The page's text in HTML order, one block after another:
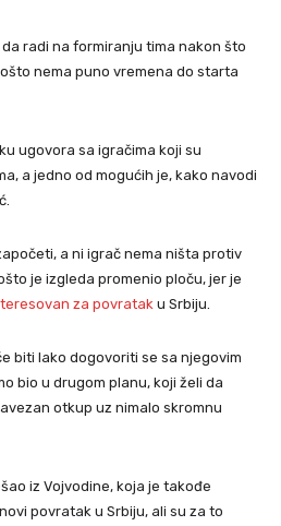
radi na formiranju tima nakon što
nema puno vremena do starta
ugovora sa igračima koji su
a jedno od mogućih je, kako navodi
a ni igrač nema ništa protiv
je izgleda promenio ploču, jer je
za povratak u Srbiju.
biti lako dogovoriti se sa njegovim
bio u drugom planu, koji želi da
otkup uz nimalo skromnu
iz Vojvodine, koja je takođe
povratak u Srbiju, ali su za to